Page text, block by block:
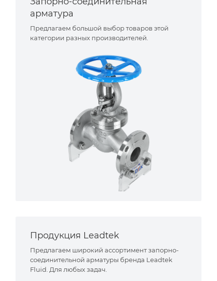
арматура
Предлагаем большой выбор товаров этой
категории разных производителей.
Продукция Leadtek
Предлагаем широкий ассортимент запорно-
соединительной арматуры бренда Leadtek
Fluid. Для любых задач.